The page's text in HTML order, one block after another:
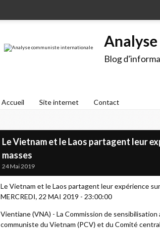
Blog
Accueil Site internet Contact
Le Vietnam et le Laos partagent leur
masses
24 Mai 2019
Le Vietnam et le Laos partagent leur expérience
MERCREDI, 22 MAI 2019 - 23:00:00
Vientiane (VNA) - La Commission de
communiste du Vietnam (PCV) et du Comité